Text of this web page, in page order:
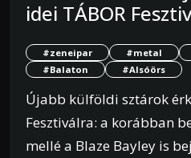
idei TÁBOR
#zeneipar #metal
#Balaton
#Alsóörs
Újabb külföldi sztárok
Fesztiválra: a korábban
mellé a Blaze Bayley is